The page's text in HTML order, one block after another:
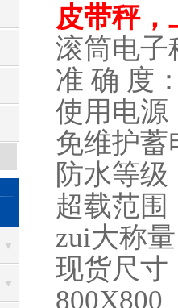
皮带秤，
滚筒电子
准 确 度
使用电源
免维护蓄
防水等级
超载范围
zui大称
现货尺寸
800X800